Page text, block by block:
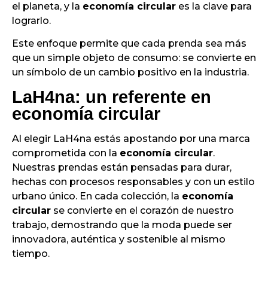
el planeta, y la economía circular es la clave para
lograrlo.
Este enfoque permite que cada prenda sea más
que un simple objeto de consumo: se convierte en
un símbolo de un cambio positivo en la industria.
LaH4na: un referente en
economía circular
Al elegir LaH4na estás apostando por una marca
comprometida con la economía circular.
Nuestras prendas están pensadas para durar,
hechas con procesos responsables y con un estilo
urbano único. En cada colección, la economía
circular se convierte en el corazón de nuestro
trabajo, demostrando que la moda puede ser
innovadora, auténtica y sostenible al mismo
tiempo.